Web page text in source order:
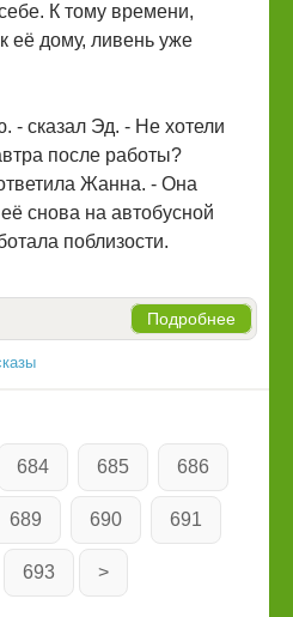
К тому времени,
её дому, ливень уже
- сказал Эд. - Не хотели
после работы?
Жанна. - Она
снова на автобусной
поблизости.
Подробнее
684 685 686
689 690 691
693 >